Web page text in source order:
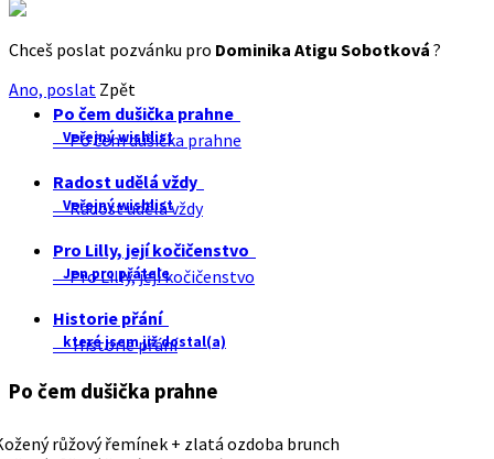
Chceš poslat pozvánku pro Dominika Atigu Sobotková ?
Ano, poslat Zpět
Po čem dušička prahne
Veřejný wishlist
Po čem dušička prahne
Radost udělá vždy
Veřejný wishlist
Radost udělá vždy
Pro Lilly, její kočičenstvo
Jen pro přátele
Pro Lilly, její kočičenstvo
Historie přání
které jsem již dostal(a)
Historie přání
Po čem dušička prahne